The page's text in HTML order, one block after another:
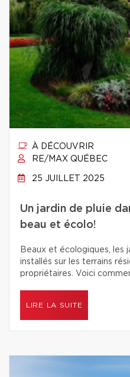
À DÉCOUVRIR
RE/MAX QUÉBEC
25 JUILLET 2025
Un jardin de pluie
beau et écolo!
Beaux et écologiques, les
installés sur les terrains
propriétaires. Voici
LIRE LA SUITE